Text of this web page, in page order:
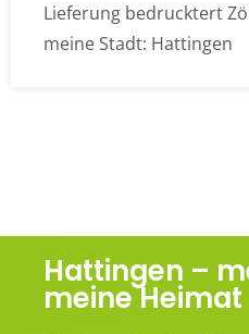
Lieferung bedrucktert
meine Stadt: Hattingen
Hattingen –
meine Heimat